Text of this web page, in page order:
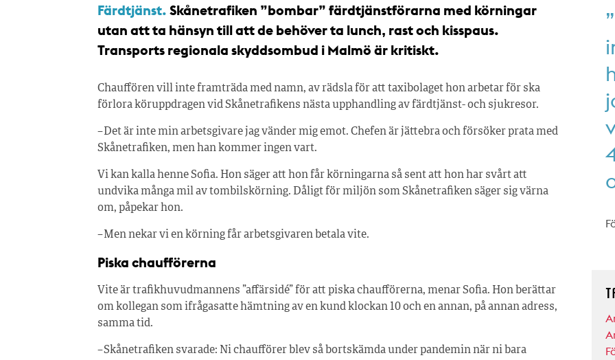
Färdtjänst. Skånetrafiken ”bombar” färdtjänstförarna med körningar
utan att ta hänsyn till att de behöver ta lunch, rast och kisspaus.
Transports regionala skyddsombud i Malmö är kritiskt.
Chauffören vill inte framträda med namn, av rädsla för att taxibolaget hon arbetar för ska
förlora köruppdragen vid Skånetrafikens nästa upphandling av färdtjänst- och sjukresor.
– Det är inte min arbetsgivare jag vänder mig emot. Chefen är jättebra och försöker prata med
Skånetrafiken, men han kommer ingen vart.
Vi kan kalla henne Sofia. Hon säger att hon får körningarna så sent att hon har svårt att
undvika många mil av tombilskörning. Dåligt för miljön som Skånetrafiken säger sig värna
om, påpekar hon.
– Men nekar vi en körning får arbetsgivaren betala vite.
Piska chaufförerna
Vite är trafikhuvudmannens ”affärsidé” för att piska chaufförerna, menar Sofia. Hon berättar
om kollegan som ifrågasatte hämtning av en kund klockan 10 och en annan, på annan adress,
samma tid.
– Skånetrafiken svarade: Ni chaufförer blev så bortskämda under pandemin när ni bara